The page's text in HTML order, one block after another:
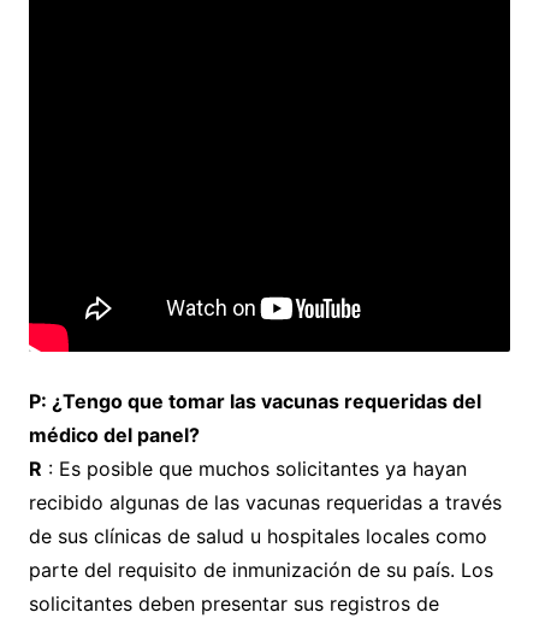
P: ¿Tengo que tomar las vacunas requeridas del
médico del panel?
R : Es posible que muchos solicitantes ya hayan
recibido algunas de las vacunas requeridas a través
de sus clínicas de salud u hospitales locales como
parte del requisito de inmunización de su país. Los
solicitantes deben presentar sus registros de